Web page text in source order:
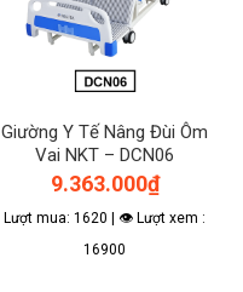
Giường Y Tế Nâng Đùi Ôm
Vai NKT – DCN06
9.363.000₫
Lượt mua: 1620 | 👁 Lượt xem :
16900